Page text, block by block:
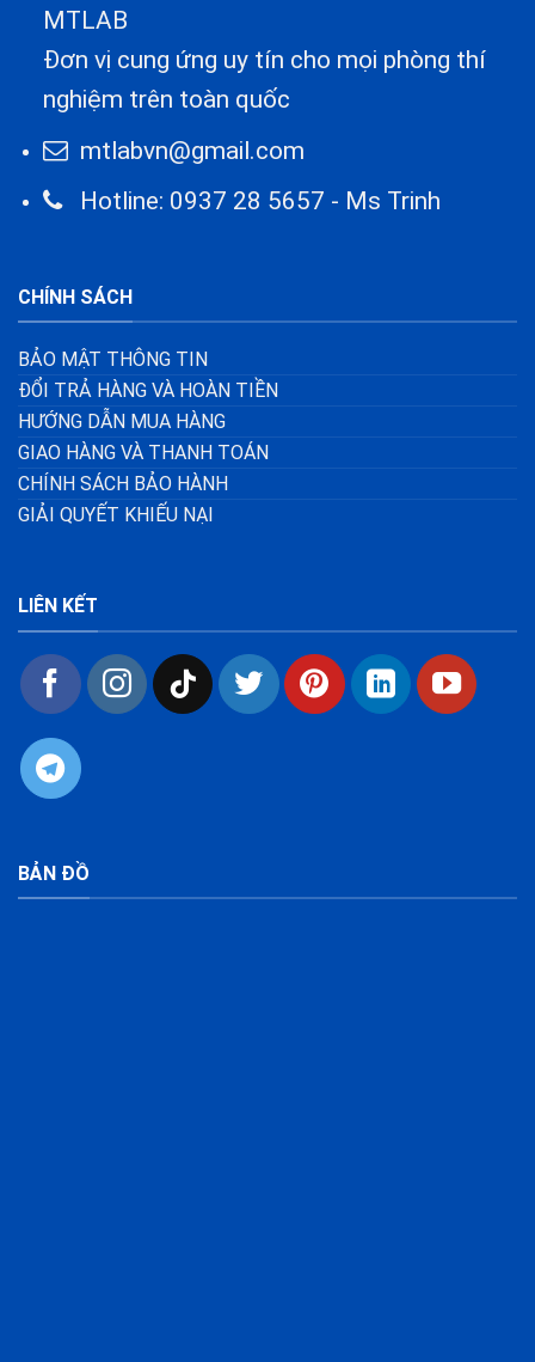
MTLAB
Đơn vị cung ứng uy tín cho mọi phòng thí
nghiệm trên toàn quốc
mtlabvn@gmail.com
Hotline: 0937 28 5657 - Ms Trinh
CHÍNH SÁCH
BẢO MẬT THÔNG TIN
ĐỔI TRẢ HÀNG VÀ HOÀN TIỀN
HƯỚNG DẪN MUA HÀNG
GIAO HÀNG VÀ THANH TOÁN
CHÍNH SÁCH BẢO HÀNH
GIẢI QUYẾT KHIẾU NẠI
LIÊN KẾT
BẢN ĐỒ